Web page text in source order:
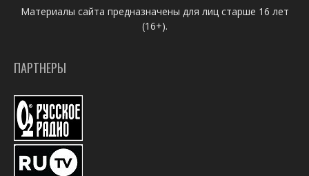
Материалы сайта предназначены для лиц старше 16 лет
(16+).
ПАРТНЕРЫ